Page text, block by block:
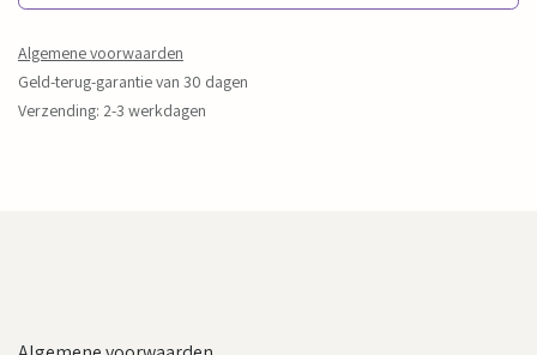
Algemene voorwaarden
Geld-terug-garantie van 30 dagen
Verzending: 2-3 werkdagen